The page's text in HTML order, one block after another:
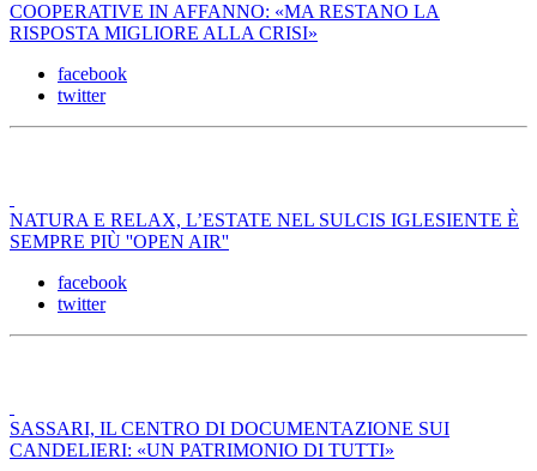
COOPERATIVE IN AFFANNO: «MA RESTANO LA
RISPOSTA MIGLIORE ALLA CRISI»
facebook
twitter
NATURA E RELAX, L’ESTATE NEL SULCIS IGLESIENTE È
SEMPRE PIÙ ''OPEN AIR''
facebook
twitter
SASSARI, IL CENTRO DI DOCUMENTAZIONE SUI
CANDELIERI: «UN PATRIMONIO DI TUTTI»